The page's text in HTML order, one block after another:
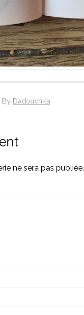
By Dadouchka
ne sera pas publiée.